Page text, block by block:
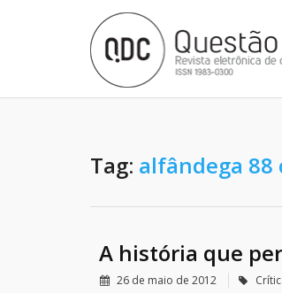
Tag: alfândega 88
A história que
26 de maio de 2012